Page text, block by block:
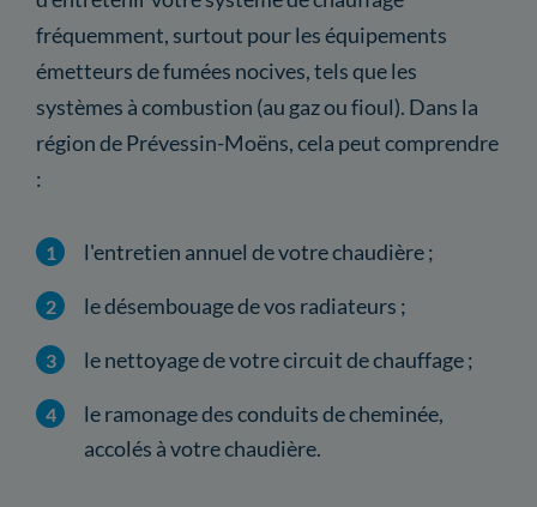
fréquemment, surtout pour les équipements
émetteurs de fumées nocives, tels que les
systèmes à combustion (au gaz ou fioul). Dans la
région de Prévessin-Moëns, cela peut comprendre
:
l'entretien annuel de votre chaudière ;
le désembouage de vos radiateurs ;
le nettoyage de votre circuit de chauffage ;
le ramonage des conduits de cheminée,
accolés à votre chaudière.